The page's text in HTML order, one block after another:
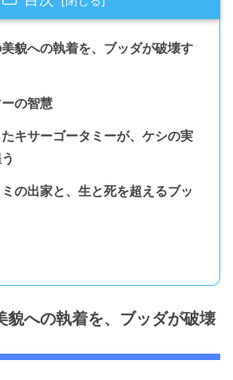
貌への執着を、ブッダが破壊す
の智慧
キサーゴータミーが、ケシの実
の出家と、生と死を超えるブッ
貌への執着を、ブッダが破壊